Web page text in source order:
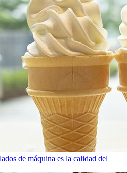
de máquina es la calidad del